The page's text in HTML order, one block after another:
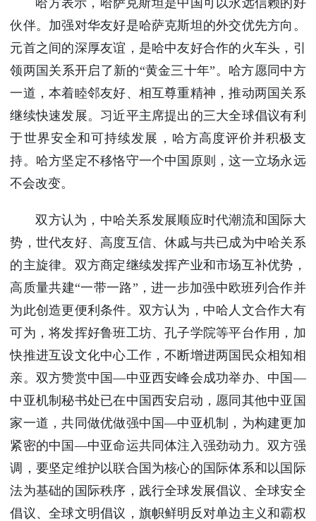
哈方表示，哈萨克斯坦是中国可以永远信赖的好
伙伴。加强对华友好是哈萨克斯坦的外交优先方向。
元首之间的深厚友谊，是哈中友好合作的火车头，引
领两国关系开启了新的“黄金三十年”。哈方愿同中方
一道，本着睦邻友好、相互尊重精神，推动两国关系
继续快速发展。习近平主席提出的三大全球倡议有利
于世界安全和可持续发展，哈方高度评价并积极支
持。哈方坚定不移恪守一个中国原则，这一立场永远
不会改变。
双方认为，中哈关系发展顺应时代潮流和国际大
势，世代友好、高度互信、休戚与共已成为中哈关系
的主旋律。双方商定继续发挥产业和市场互补优势，
高质量共建“一带一路”，进一步加强中欧班列合作并
为此创造更便利条件。双方认为，中哈人文合作大有
可为，将发挥好鲁班工坊、孔子学院等平台作用，加
快推进互设文化中心工作，不断增进两国民众相知相
亲。双方赞赏中国—中亚西安峰会成功举办、中国—
中亚机制秘书处已在中国西安启动，愿同其他中亚国
家一道，共同做优做强中国—中亚机制，为构建更加
紧密的中国—中亚命运共同体注入强劲动力。双方强
调，要坚定维护以联合国为核心的国际体系和以国际
法为基础的国际秩序，践行全球发展倡议、全球安全
倡议、全球文明倡议，旗帜鲜明反对单边主义和霸权